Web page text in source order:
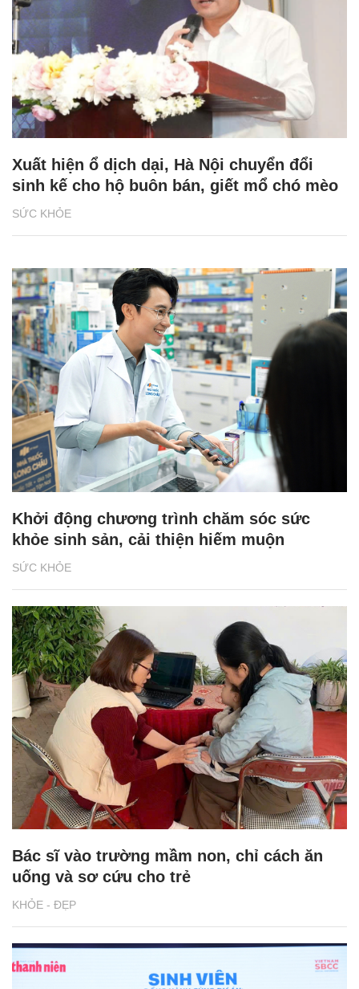
SỨC KHỎE
Xuất hiện ổ dịch dại, Hà Nội chuyển đổi
sinh kế cho hộ buôn bán, giết mổ chó mèo
SỨC KHỎE
Khởi động chương trình chăm sóc sức
khỏe sinh sản, cải thiện hiếm muộn
KHỎE - ĐẸP
Bác sĩ vào trường mầm non, chỉ cách ăn
uống và sơ cứu cho trẻ